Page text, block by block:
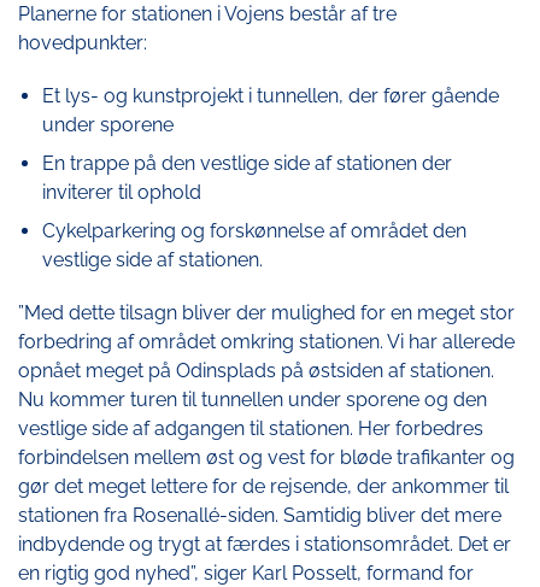
Planerne for stationen i Vojens består af tre
hovedpunkter:
Et lys- og kunstprojekt i tunnellen, der fører gående
under sporene
En trappe på den vestlige side af stationen der
inviterer til ophold
Cykelparkering og forskønnelse af området den
vestlige side af stationen.
”Med dette tilsagn bliver der mulighed for en meget stor
forbedring af området omkring stationen. Vi har allerede
opnået meget på Odinsplads på østsiden af stationen.
Nu kommer turen til tunnellen under sporene og den
vestlige side af adgangen til stationen. Her forbedres
forbindelsen mellem øst og vest for bløde trafikanter og
gør det meget lettere for de rejsende, der ankommer til
stationen fra Rosenallé-siden. Samtidig bliver det mere
indbydende og trygt at færdes i stationsområdet. Det er
en rigtig god nyhed”, siger Karl Posselt, formand for